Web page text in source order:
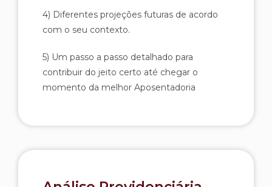
4) Diferentes projeções futuras de acordo
com o seu contexto.
5) Um passo a passo detalhado para
contribuir do jeito certo até chegar o
momento da melhor Aposentadoria